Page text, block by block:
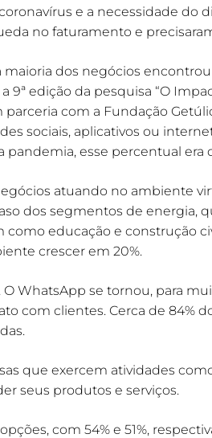
e a necessidade do
no faturamento e
dos negócios
9ª edição da pesquisa “O
com a Fundação
sociais, aplicativos ou
esse percentual era
atuando no ambiente
dos segmentos de energia,
como educação e construção
crescer em 20%.
WhatsApp se tornou, para
com clientes. Cerca de 84%
que exercem atividades
seus produtos e serviços.
com 54% e 51%,